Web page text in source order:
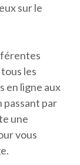
sur le
les
en ligne aux
passant par
une
vous